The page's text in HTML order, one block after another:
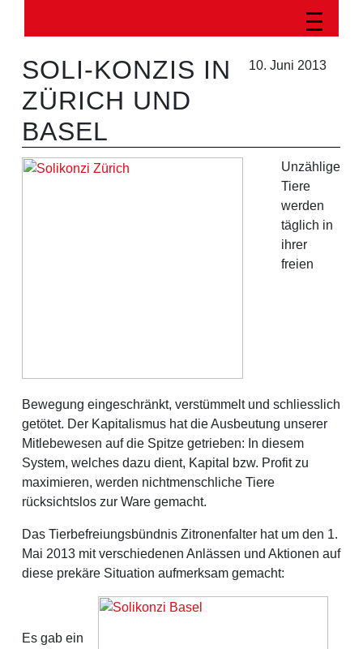
10. Juni 2013
SOLI-KONZIS IN
ZÜRICH UND
BASEL
Unzählige
Tiere
werden
täglich in
ihrer
freien
Bewegung eingeschränkt, verstümmelt und schliesslich
getötet. Der Kapitalismus hat die Ausbeutung unserer
Mitlebewesen auf die Spitze getrieben: In diesem
System, welches dazu dient, Kapital bzw. Profit zu
maximieren, werden nichtmenschliche Tiere
rücksichtslos zur Ware gemacht.
Das Tierbefreiungsbündnis Zitronenfalter hat um den 1.
Mai 2013 mit verschiedenen Anlässen und Aktionen auf
diese prekäre Situation aufmerksam gemacht:
Es gab ein